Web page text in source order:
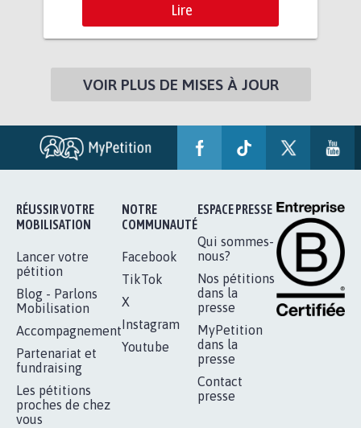
Lire
VOIR PLUS DE MISES À JOUR
RÉUSSIR VOTRE
MOBILISATION
Lancer votre
pétition
Blog - Parlons
Mobilisation
Accompagnement
Partenariat et
fundraising
Les pétitions
proches de chez
vous
NOTRE
COMMUNAUTÉ
Facebook
TikTok
X
Instagram
Youtube
ESPACE PRESSE
Qui sommes-
nous?
Nos pétitions
dans la
presse
MyPetition
dans la
presse
Contact
presse